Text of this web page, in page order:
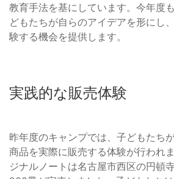
教育手法を基にしています。今年度
どもたちが自らのアイデアを形にし
験する機会を提供します。
実践的な販売体験
昨年度のキャンプでは、子どもたち
商品を実際に販売する体験が行われ
ジナルノートは名古屋市西区の円頓